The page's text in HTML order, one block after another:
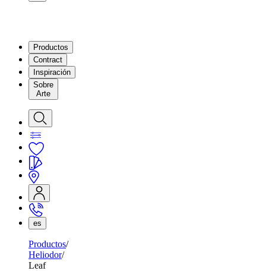
Productos
Contract
Inspiración
Sobre
Arte
es
Productos
Heliodor
Leaf